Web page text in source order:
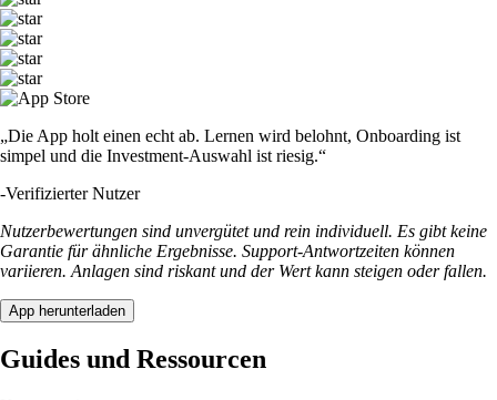
„Die App holt einen echt ab. Lernen wird belohnt, Onboarding ist
simpel und die Investment-Auswahl ist riesig.“
-Verifizierter Nutzer
Nutzerbewertungen sind unvergütet und rein individuell. Es gibt keine
Garantie für ähnliche Ergebnisse. Support-Antwortzeiten können
variieren. Anlagen sind riskant und der Wert kann steigen oder fallen.
App herunterladen
Guides und Ressourcen